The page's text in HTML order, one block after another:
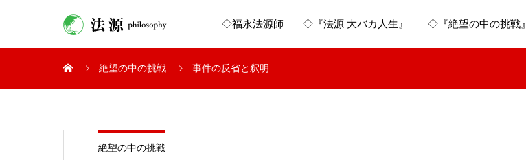
◇福永法源師 ◇『法源 大バカ人生』 ◇『絶望の中の挑戦』
絶望の中の挑戦 事件の反省と釈明
絶望の中の挑戦